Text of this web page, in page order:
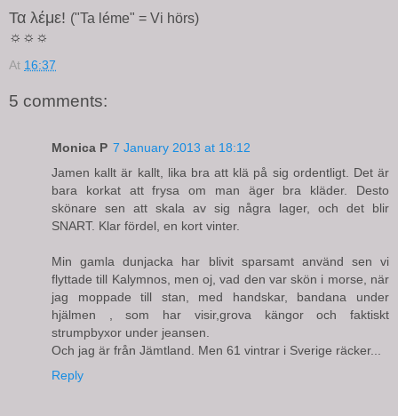
Τα λέμε! ("Ta léme" = Vi hörs)
☼☼☼
At 16:37
5 comments:
Monica P 7 January 2013 at 18:12
Jamen kallt är kallt, lika bra att klä på sig ordentligt. Det är
bara korkat att frysa om man äger bra kläder. Desto
skönare sen att skala av sig några lager, och det blir
SNART. Klar fördel, en kort vinter.
Min gamla dunjacka har blivit sparsamt använd sen vi
flyttade till Kalymnos, men oj, vad den var skön i morse, när
jag moppade till stan, med handskar, bandana under
hjälmen , som har visir,grova kängor och faktiskt
strumpbyxor under jeansen.
Och jag är från Jämtland. Men 61 vintrar i Sverige räcker...
Reply